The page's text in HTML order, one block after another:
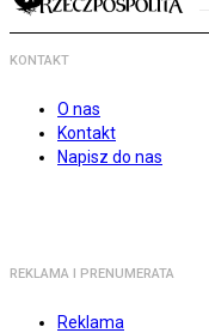
KONTAKT
O nas
Kontakt
Napisz do nas
REKLAMA I PRENUMERATA
Reklama